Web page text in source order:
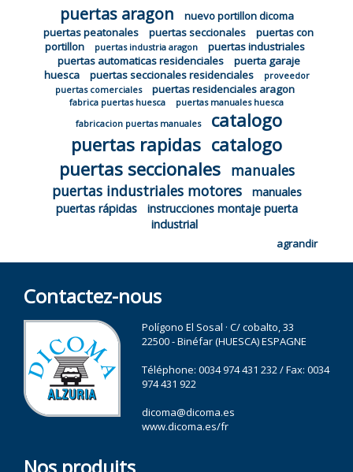
puertas aragon
nuevo portillon dicoma
puertas peatonales
puertas seccionales
puertas con
portillon
puertas industria aragon
puertas industriales
puertas automaticas residenciales
puerta garaje
huesca
puertas seccionales residenciales
proveedor
puertas comerciales
puertas residenciales aragon
fabrica puertas huesca
puertas manuales huesca
fabricacion puertas manuales
catalogo
puertas rapidas catalogo
puertas seccionales
manuales
puertas industriales motores
manuales
puertas rápidas
instrucciones montaje puerta
industrial
agrandir
Contactez-nous
Polígono El Sosal · C/ cobalto, 33
22500 - Binéfar (HUESCA) ESPAGNE
Téléphone: 0034 974 431 232/ Fax: 0034
974 431 922
dicoma@dicoma.es
www.dicoma.es/fr